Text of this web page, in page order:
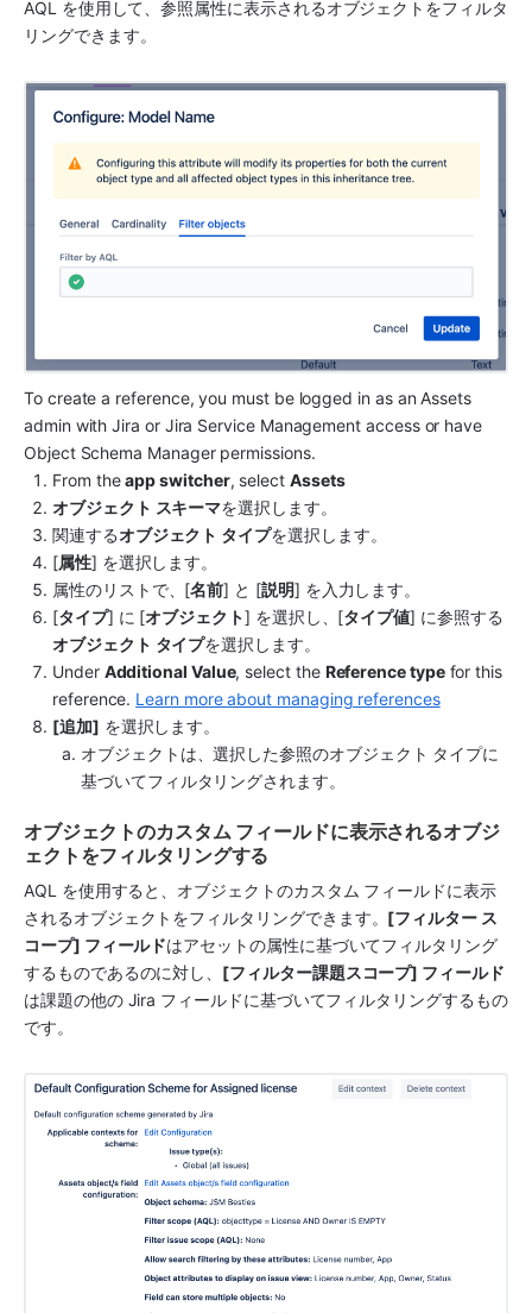
AQL を使用して、参照属性に表示されるオブジェクトをフィルタ
リングできます。
To create a reference, you must be logged in as an Assets
admin with Jira or Jira Service Management access or have
Object Schema Manager permissions.
From the app switcher, select Assets
オブジェクト スキーマを選択します。
関連するオブジェクト タイプを選択します。
[属性] を選択します。
属性のリストで、[名前] と [説明] を入力します。
[タイプ] に [オブジェクト] を選択し、[タイプ値] に参照する
オブジェクト タイプを選択します。
Under Additional Value, select the Reference type for this
reference. Learn more about managing references
[追加] を選択します。
オブジェクトは、選択した参照のオブジェクト タイプに
基づいてフィルタリングされます。
オブジェクトのカスタム フィールドに表示されるオブジ
ェクトをフィルタリングする
AQL を使用すると、オブジェクトのカスタム フィールドに表示
されるオブジェクトをフィルタリングできます。 [フィルター ス
コープ] フィールドはアセットの属性に基づいてフィルタリング
するものであるのに対し、 [フィルター課題スコープ] フィールド
は課題の他の Jira フィールドに基づいてフィルタリングするもの
です。